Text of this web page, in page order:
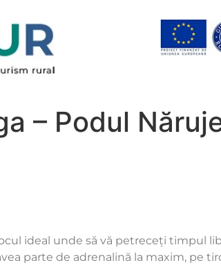
– Podul
ideal unde să vă petreceți timpul
parte de adrenalină la maxim, pe